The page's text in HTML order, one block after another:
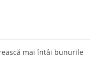
mai întâi bunurile